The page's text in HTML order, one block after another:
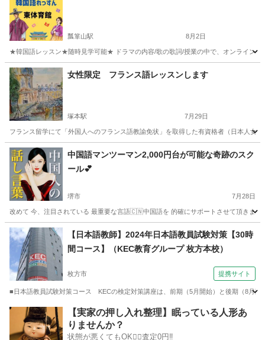
瓢箪山駅 8月2日
★韓国語レッスン★随時見学可能★ ドラマの内容/歌の歌詞/授業の中で、オンラインで
大阪 東大阪市 瓢箪山駅 その他語学 インストール
女性限定 フランス語レッスンします
塚本駅 7月29日
フランス留学にて「外国人へのフランス語教諭免状」を取得した有資格者（日本
大阪 大阪市 塚本駅 レッスン
中国語マンツーマン2,000円台が可能な奇跡のスク
ール💕
堺市 7月28日
改めて 今、注目されている 最重要な言語🇨🇳中国語を 的確にサポートさせて頂きま
大阪 堺市 中国語 レッスン
【日本語教師】2024年日本語教員試験対策【30時
間コース】（KEC教育グループ 枚方本校）
枚方市 提携サイト
■日本語教員試験対策コース KECの検定対策講座は、前期（5月開始）と後期（8月
大阪 枚方市 その他
【実家の押し入れ整理】眠っている人形あ
りませんか？
状態が悪くてもOK🙆‍♀️査定0円‼️